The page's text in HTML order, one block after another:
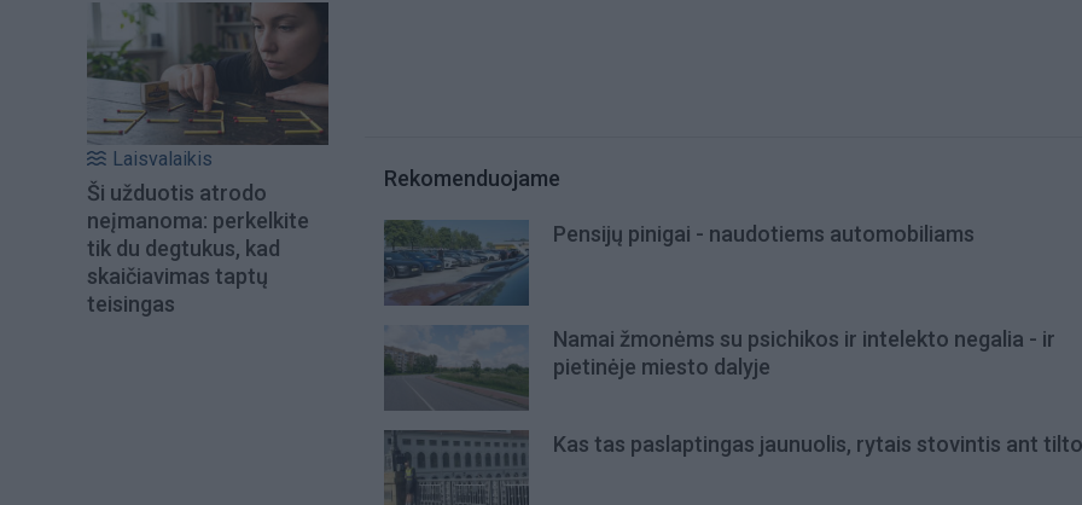
Laisvalaikis
Ši užduotis atrodo
neįmanoma: perkelkite
tik du degtukus, kad
skaičiavimas taptų
teisingas
Rekomenduojame
Pensijų pinigai - naudotiems automobiliams
Namai žmonėms su psichikos ir intelekto negalia - ir
pietinėje miesto dalyje
Kas tas paslaptingas jaunuolis, rytais stovintis ant